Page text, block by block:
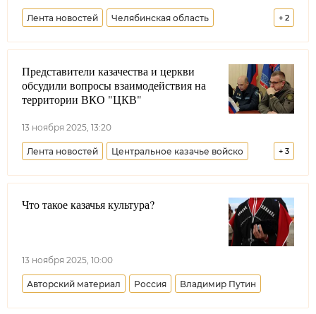
+ 2
Лента новостей Челябинская область
Оренбургское войсковое казачье общество
Казачья молодежь
Представители казачества и церкви
обсудили вопросы взаимодействия на
территории ВКО "ЦКВ"
13 ноября 2025, 13:20
+ 3
Лента новостей Центральное казачье войско
Синодальный комитет по взаимодействию с казачеством
РПЦ Всероссийское казачье общество
Что такое казачья культура?
13 ноября 2025, 10:00
Авторский материал Россия Владимир Путин